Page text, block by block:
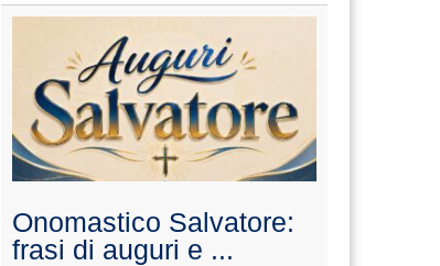
Onomastico Salvatore:
frasi di auguri e ...